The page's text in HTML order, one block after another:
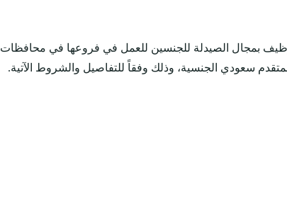
بمجال الصيدلة للجنسين للعمل في فروعها في محافظات
سعودي الجنسية، وذلك وفقاً للتفاصيل والشروط الآتية.